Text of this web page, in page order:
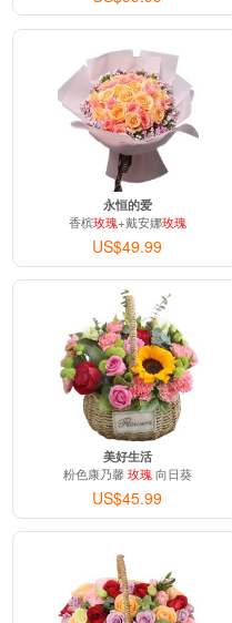
永恒的爱
香槟玫瑰+戴安娜玫瑰
US$49.99
美好生活
粉色康乃馨 玫瑰向日葵
US$45.99